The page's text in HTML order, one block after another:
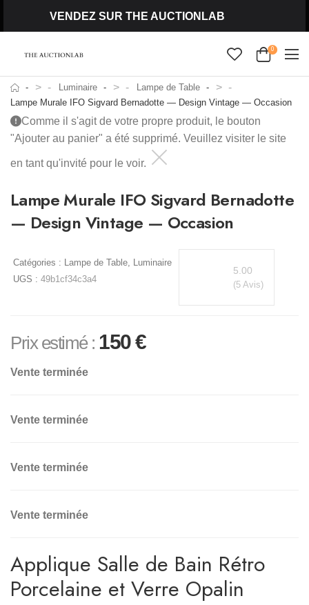
VENDEZ SUR THE AUCTIONLAB
0
> Luminaire > Lampe de Table >
Lampe Murale IFO Sigvard Bernadotte — Design Vintage — Occasion
Comme il s'agit de votre propre produit, le bouton
"Ajouter au panier" a été supprimé. Veuillez visiter le site
en tant qu'invité pour le voir.
Lampe Murale IFO Sigvard Bernadotte
— Design Vintage — Occasion
Catégories : Lampe de Table, Luminaire
UGS : 49b1cf34c3a4
5.00
(5 Avis)
Prix estimé : 150€
Vente terminée
Vente terminée
Vente terminée
Vente terminée
Applique Salle de Bain Rétro
Porcelaine et Verre Opalin